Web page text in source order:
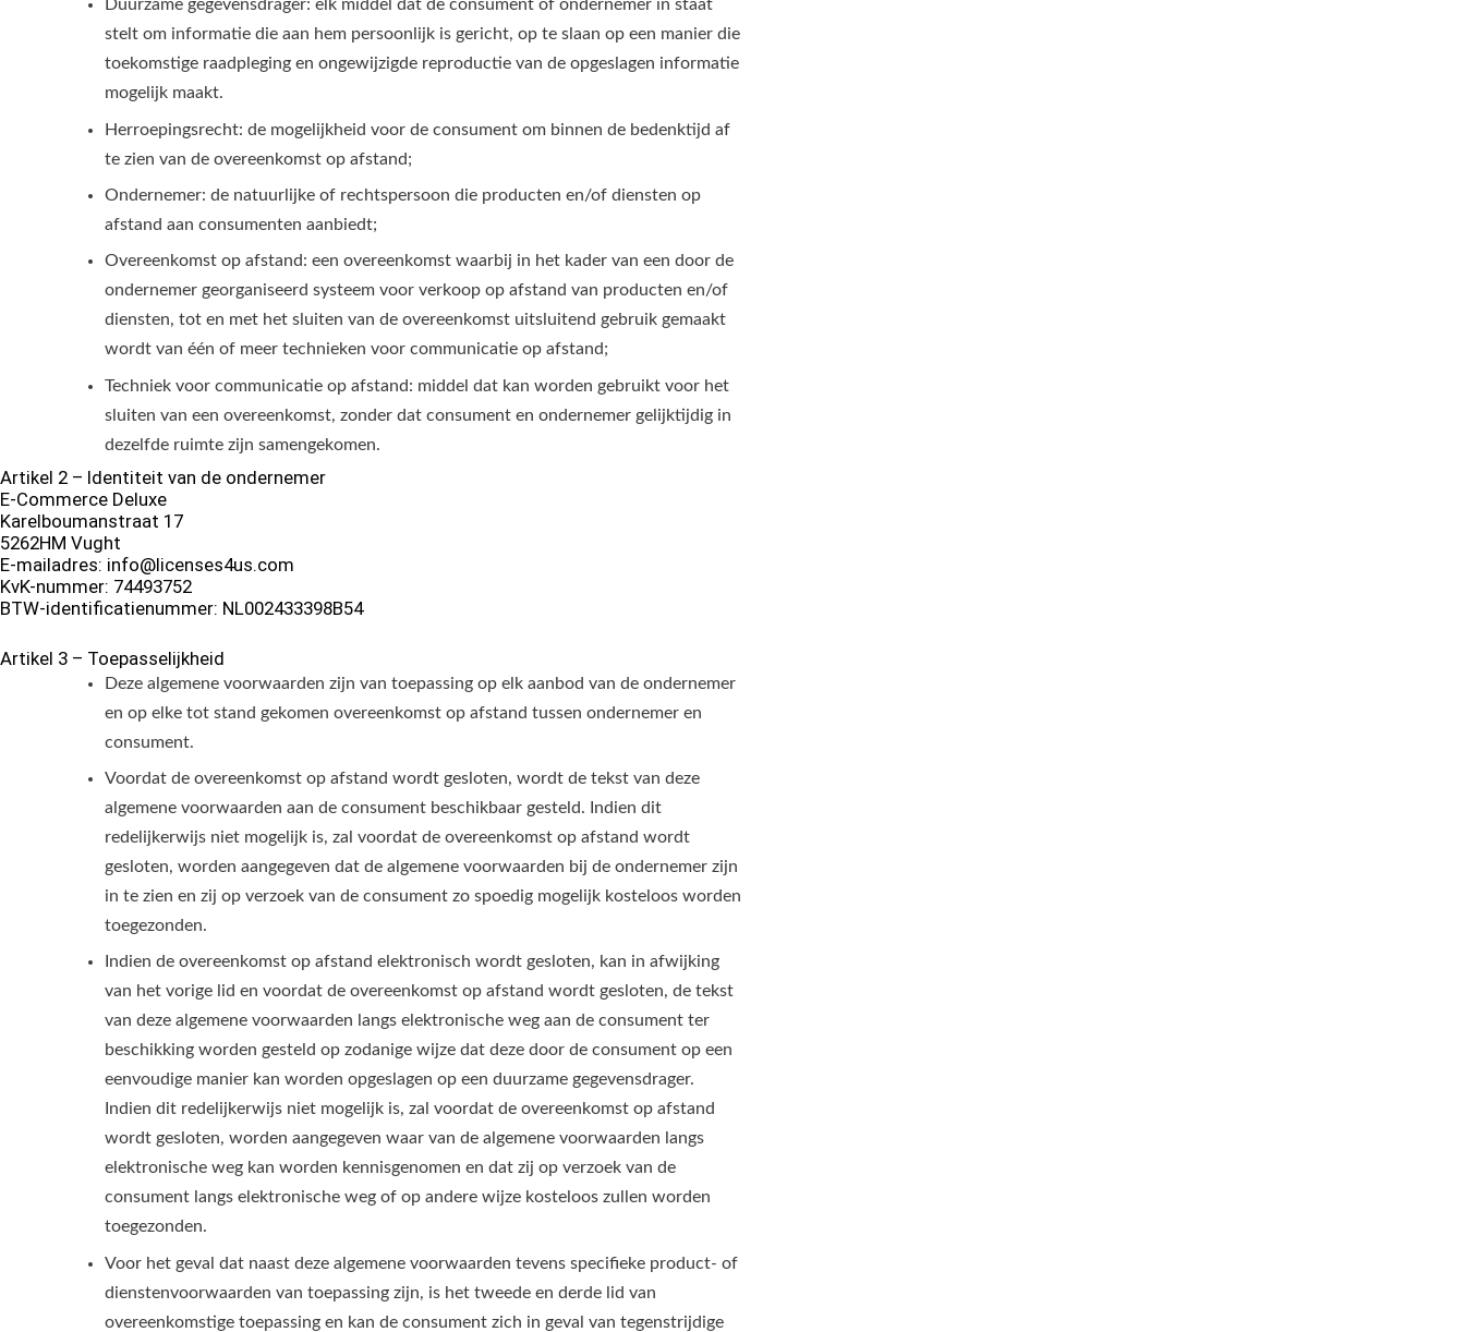
Duurzame gegevensdrager: elk middel dat de consument of ondernemer in staat
stelt om informatie die aan hem persoonlijk is gericht, op te slaan op een manier die
toekomstige raadpleging en ongewijzigde reproductie van de opgeslagen informatie
mogelijk maakt.
Herroepingsrecht: de mogelijkheid voor de consument om binnen de bedenktijd af
te zien van de overeenkomst op afstand;
Ondernemer: de natuurlijke of rechtspersoon die producten en/of diensten op
afstand aan consumenten aanbiedt;
Overeenkomst op afstand: een overeenkomst waarbij in het kader van een door de
ondernemer georganiseerd systeem voor verkoop op afstand van producten en/of
diensten, tot en met het sluiten van de overeenkomst uitsluitend gebruik gemaakt
wordt van één of meer technieken voor communicatie op afstand;
Techniek voor communicatie op afstand: middel dat kan worden gebruikt voor het
sluiten van een overeenkomst, zonder dat consument en ondernemer gelijktijdig in
dezelfde ruimte zijn samengekomen.
Artikel 2 – Identiteit van de ondernemer
E-Commerce Deluxe
Karelboumanstraat 17
5262HM Vught
E-mailadres: info@licenses4us.com
KvK-nummer: 74493752
BTW-identificatienummer: NL002433398B54
Artikel 3 – Toepasselijkheid
Deze algemene voorwaarden zijn van toepassing op elk aanbod van de ondernemer
en op elke tot stand gekomen overeenkomst op afstand tussen ondernemer en
consument.
Voordat de overeenkomst op afstand wordt gesloten, wordt de tekst van deze
algemene voorwaarden aan de consument beschikbaar gesteld. Indien dit
redelijkerwijs niet mogelijk is, zal voordat de overeenkomst op afstand wordt
gesloten, worden aangegeven dat de algemene voorwaarden bij de ondernemer zijn
in te zien en zij op verzoek van de consument zo spoedig mogelijk kosteloos worden
toegezonden.
Indien de overeenkomst op afstand elektronisch wordt gesloten, kan in afwijking
van het vorige lid en voordat de overeenkomst op afstand wordt gesloten, de tekst
van deze algemene voorwaarden langs elektronische weg aan de consument ter
beschikking worden gesteld op zodanige wijze dat deze door de consument op een
eenvoudige manier kan worden opgeslagen op een duurzame gegevensdrager.
Indien dit redelijkerwijs niet mogelijk is, zal voordat de overeenkomst op afstand
wordt gesloten, worden aangegeven waar van de algemene voorwaarden langs
elektronische weg kan worden kennisgenomen en dat zij op verzoek van de
consument langs elektronische weg of op andere wijze kosteloos zullen worden
toegezonden.
Voor het geval dat naast deze algemene voorwaarden tevens specifieke product- of
dienstenvoorwaarden van toepassing zijn, is het tweede en derde lid van
overeenkomstige toepassing en kan de consument zich in geval van tegenstrijdige